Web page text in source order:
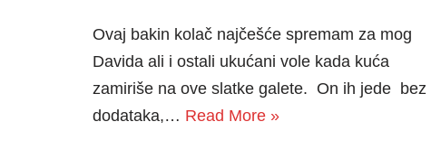
Ovaj bakin kolač najčešće spremam za mog
Davida ali i ostali ukućani vole kada kuća
zamiriše na ove slatke galete. On ih jede bez
dodataka,… Read More »